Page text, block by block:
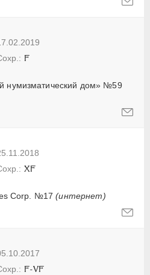
нумизматический дом» №59
F
Corp. №17(интернет)
XF
F-VF